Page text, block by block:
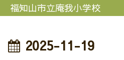
福知山市立庵我小学校
2025-11-19